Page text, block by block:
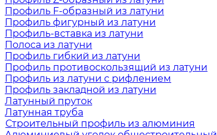
Профиль F-образный из латуни
Профиль фигурный из латуни
Профиль-вставка из латуни
Полоса из латуни
Профиль гибкий из латуни
Профиль противоскользящий из латуни
Профиль из латуни с рифлением
Профиль закладной из латуни
Латунный пруток
Латунная труба
Строительный профиль из алюминия